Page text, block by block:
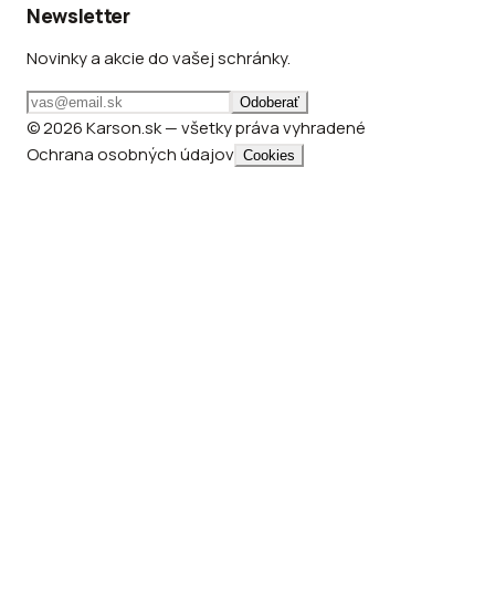
Newsletter
Novinky a akcie do vašej schránky.
Odoberať
© 2026 Karson.sk — všetky práva vyhradené
Ochrana osobných údajov Cookies